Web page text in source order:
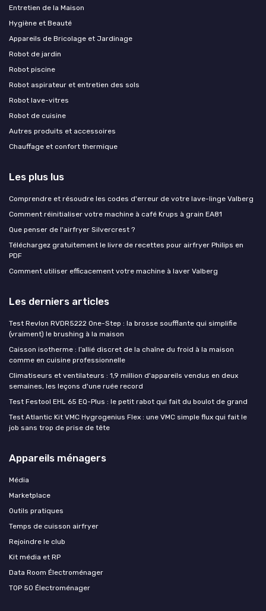
Entretien de la Maison
Hygiène et Beauté
Appareils de Bricolage et Jardinage
Robot de jardin
Robot piscine
Robot aspirateur et entretien des sols
Robot lave-vitres
Robot de cuisine
Autres produits et accessoires
Chauffage et confort thermique
Les plus lus
Comprendre et résoudre les codes d'erreur de votre lave-linge Valberg
Comment réinitialiser votre machine à café Krups à grain EA81
Que penser de l'airfryer Silvercrest ?
Téléchargez gratuitement le livre de recettes pour airfryer Philips en
PDF
Comment utiliser efficacement votre machine à laver Valberg
Les derniers articles
Test Revlon RVDR5222 One-Step : la brosse soufflante qui simplifie
(vraiment) le brushing à la maison
Caisson isotherme : l’allié discret de la chaîne du froid à la maison
comme en cuisine professionnelle
Climatiseurs et ventilateurs : 1,9 million d'appareils vendus en deux
semaines, les leçons d'une ruée record
Test Festool EHL 65 EQ-Plus : le petit rabot qui fait du boulot de grand
Test Atlantic Kit VMC Hygrogenius Flex : une VMC simple flux qui fait le
job sans trop de prise de tête
Appareils ménagers
Média
Marketplace
Outils pratiques
Temps de cuisson airfryer
Rejoindre le club
Kit média et RP
Data Room Électroménager
TOP 50 Électroménager